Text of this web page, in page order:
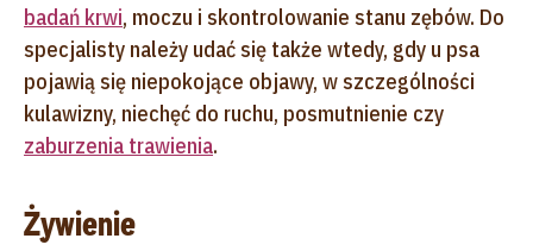
badań krwi, moczu i skontrolowanie stanu zębów. Do
specjalisty należy udać się także wtedy, gdy u psa
pojawią się niepokojące objawy, w szczególności
kulawizny, niechęć do ruchu, posmutnienie czy
zaburzenia trawienia.
Żywienie